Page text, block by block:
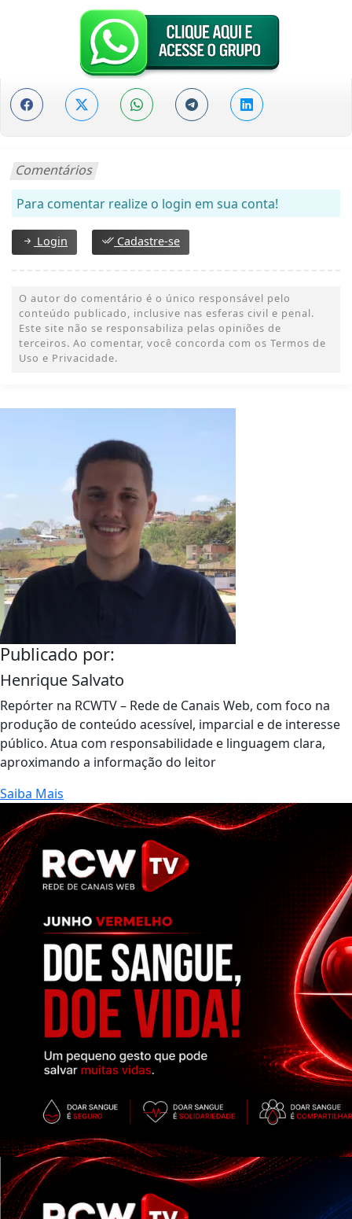
Comentários
Para comentar realize o login em sua conta!
Login Cadastre-se
O autor do comentário é o único responsável pelo
conteúdo publicado, inclusive nas esferas civil e penal.
Este site não se responsabiliza pelas opiniões de
terceiros. Ao comentar, você concorda com os Termos de
Uso e Privacidade.
Publicado por:
Henrique Salvato
Repórter na RCWTV – Rede de Canais Web, com foco na
produção de conteúdo acessível, imparcial e de interesse
público. Atua com responsabilidade e linguagem clara,
aproximando a informação do leitor
Saiba Mais